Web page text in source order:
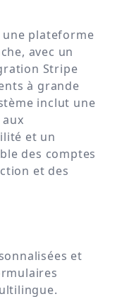
une plateforme
avec un
Stripe
à grande
inclut une
et un
des comptes
et des
et